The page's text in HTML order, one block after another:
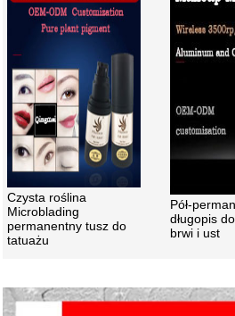
Czysta roślina
Microblading
permanentny tusz do
tatuażu
Pół-
długopis
brwi i ust